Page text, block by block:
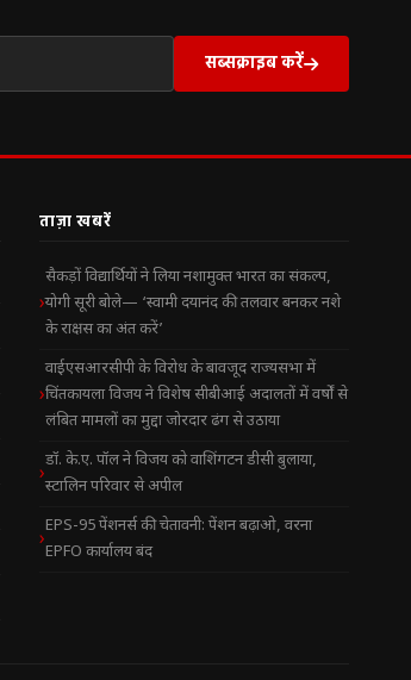
सब्सक्राइब करें
ताज़ा खबरें
सैकड़ों विद्यार्थियों ने लिया नशामुक्त भारत का संकल्प,
योगी सूरी बोले— ‘स्वामी दयानंद की तलवार बनकर नशे
के राक्षस का अंत करें’
वाईएसआरसीपी के विरोध के बावजूद राज्यसभा में
चिंतकायला विजय ने विशेष सीबीआई अदालतों में वर्षों से
लंबित मामलों का मुद्दा जोरदार ढंग से उठाया
डॉ. के.ए. पॉल ने विजय को वाशिंगटन डीसी बुलाया,
स्टालिन परिवार से अपील
EPS-95 पेंशनर्स की चेतावनी: पेंशन बढ़ाओ, वरना
EPFO कार्यालय बंद